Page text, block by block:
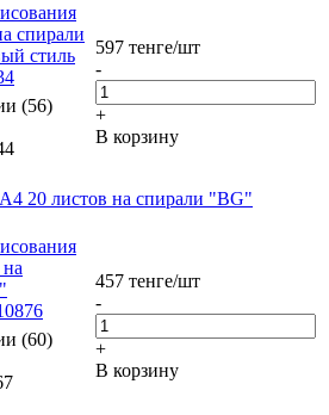
спирали
стиль
(56)
597 тенге/шт
-
+
В корзину
20 листов на спирали "BG"
(60)
457 тенге/шт
-
+
В корзину